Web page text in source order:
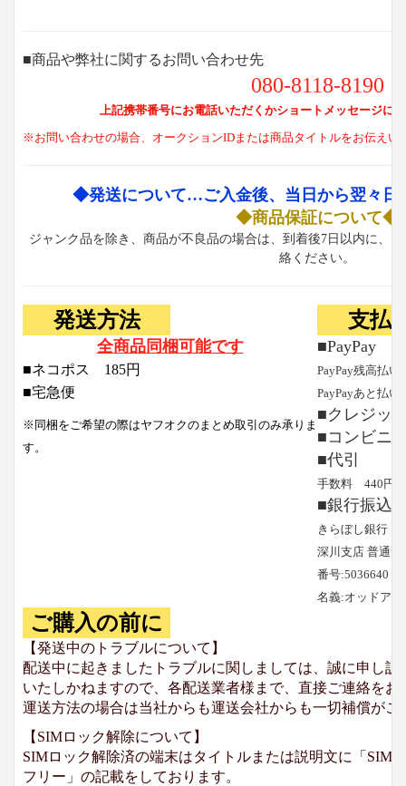
■商品や弊社に関するお問い合わせ先
080-8118-8190
上記携帯番号にお電話いただくかショートメッセージに
※お問い合わせの場合、オークションIDまたは商品タイトルをお伝えい
◆発送について…ご入金後、当日から翌々日
◆商品保証について◆
ジャンク品を除き、商品が不良品の場合は、到着後7日以内に、
絡ください。
発送方法
全商品同梱可能です
■ネコポス 185円
■宅急便
※同梱をご希望の際はヤフオクのまとめ取引のみ承りま
す。
支払
■PayPay
PayPay残高払い
PayPayあと払い
■クレジッ
■コンビニ
■代引
手数料 440円と
■銀行振込
きらぼし銀行
深川支店 普通預
番号:5036640
名義:オッドア
ご購入の前に
【発送中のトラブルについて】
配送中に起きましたトラブルに関しましては、誠に申し
いたしかねますので、各配送業者様まで、直接ご連絡を
運送方法の場合は当社からも運送会社からも一切補償がご
【SIMロック解除について】
SIMロック解除済の端末はタイトルまたは説明文に「SIM
フリー」の記載をしております。